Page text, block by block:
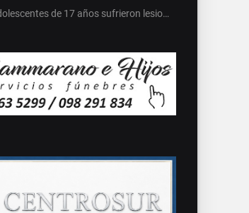
de 17 años sufrieron lesio…